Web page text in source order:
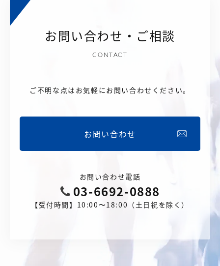
お問い合わせ・ご相談
CONTACT
ご不明な点はお気軽にお問い合わせください。
お問い合わせ
お問い合わせ電話
03-6692-0888
【受付時間】10:00〜18:00（土日祝を除く）